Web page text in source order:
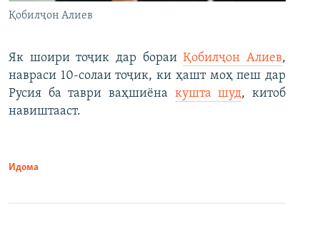
Қобилҷон Алиев
Як шоири тоҷик дар бораиҚобилҷон Алиев,
навраси 10-солаи тоҷик, ки ҳашт моҳ пеш дар
Русия ба таври ваҳшиёна кушта шуд, китоб
навиштааст.
Идома